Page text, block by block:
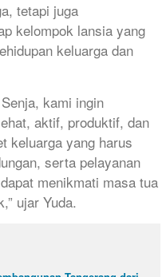
tetapi juga
kelompok lansia yang
keluarga dan
kami ingin
aktif, produktif, dan
keluarga yang harus
serta pelayanan
menikmati masa tua
ujar Yuda.